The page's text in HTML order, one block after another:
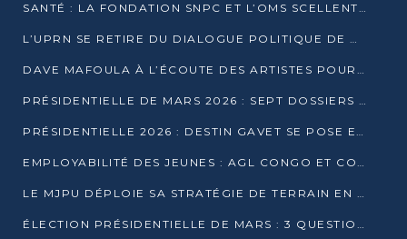
SANTÉ : LA FONDATION SNPC ET L’OMS SCELLENT UN PARTENARIAT STRATÉGIQUE DE TROIS ANS
L’UPRN SE RETIRE DU DIALOGUE POLITIQUE DE DJAMBALA : TENSIONS DANS LE PRÉ-ÉLECTORAL CONGOLAIS
DAVE MAFOULA À L’ÉCOUTE DES ARTISTES POUR REDÉFINIR SA POLITIQUE CULTURELLE
PRÉSIDENTIELLE DE MARS 2026 : SEPT DOSSIERS DE CANDIDATURE ENREGISTRÉS À LA CLÔTURE DES DÉPÔTS
PRÉSIDENTIELLE 2026 : DESTIN GAVET SE POSE EN CANDIDAT DU « RAS-LE-BOL »
EMPLOYABILITÉ DES JEUNES : AGL CONGO ET CONGO TERMINAL S’ALLIENT À UCAC-ICAM
LE MJPU DÉPLOIE SA STRATÉGIE DE TERRAIN EN FAVEUR DE DSN
ÉLECTION PRÉSIDENTIELLE DE MARS : 3 QUESTIONS À UN EXPERT CONGOLAIS DE LA CYBERSÉCURITÉ